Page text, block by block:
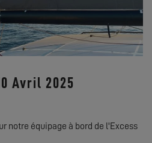
Avril 2025
notre équipage à bord de l'Excess